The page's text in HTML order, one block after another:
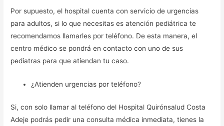
Por supuesto, el hospital cuenta con servicio de urgencias
para adultos, si lo que necesitas es atención pediátrica te
recomendamos llamarles por teléfono. De esta manera, el
centro médico se pondrá en contacto con uno de sus
pediatras para que atiendan tu caso.
¿Atienden urgencias por teléfono?
Si, con solo llamar al teléfono del Hospital Quirónsalud Costa
Adeje podrás pedir una consulta médica inmediata, tienes la